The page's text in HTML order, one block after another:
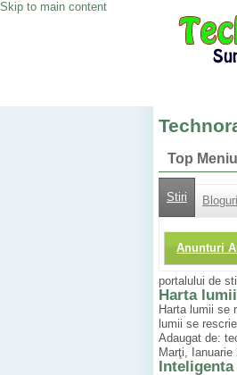
Skip to main content
Top Meniu
Stiri Bloguri
Anunturi
portalului de
Harta
Harta lumii se
lumii se
Adaugat de:
Marţi,